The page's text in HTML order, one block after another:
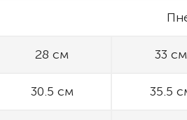
28 см 33 см
30.5 см 35.5